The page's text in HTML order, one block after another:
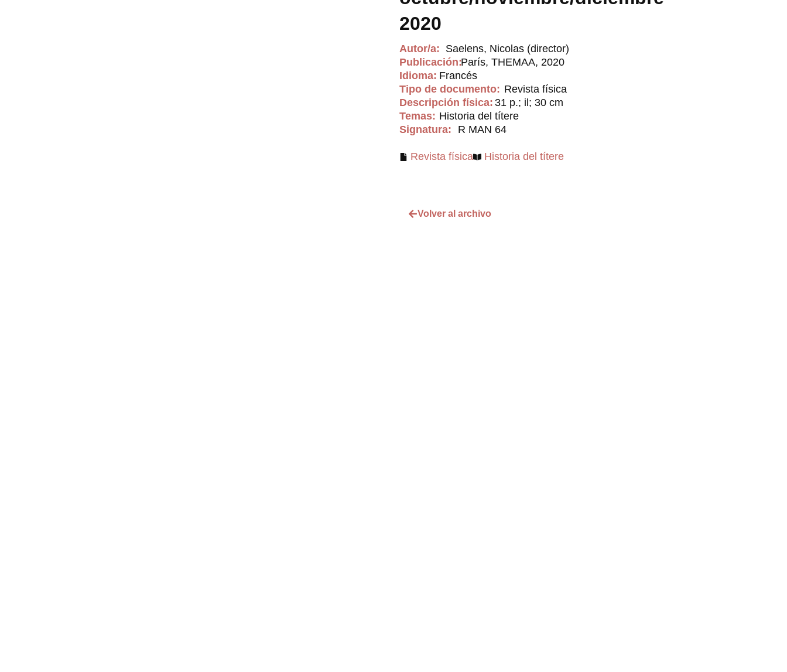
2020
Autor/a: Saelens, Nicolas (director)
Publicación:París, THEMAA, 2020
Idioma: Francés
Tipo de documento: Revista física
Descripción física: 31 p.; il; 30 cm
Temas: Historia del títere
Signatura:
R MAN 64
Revista física Historia del títere
Volver al archivo